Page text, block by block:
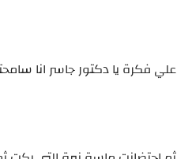
علي فكرة يا دكتور جاسر انا